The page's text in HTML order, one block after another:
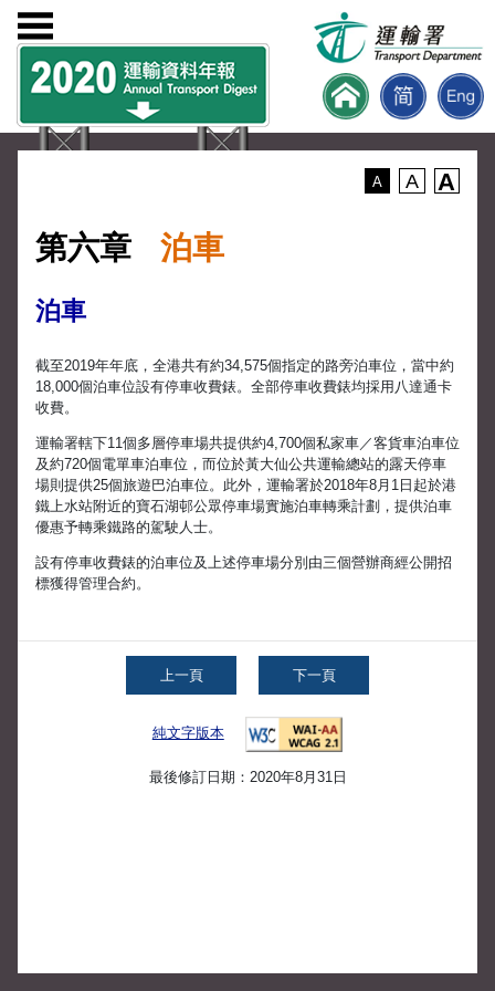
A A A
第六章 泊車
泊車
截至2019年年底，全港共有約34,575個指定的路旁泊車位，當中約
18,000個泊車位設有停車收費錶。全部停車收費錶均採用八達通卡
收費。
運輸署轄下11個多層停車場共提供約4,700個私家車／客貨車泊車位
及約720個電單車泊車位，而位於黃大仙公共運輸總站的露天停車
場則提供25個旅遊巴泊車位。此外，運輸署於2018年8月1日起於港
鐵上水站附近的寶石湖邨公眾停車場實施泊車轉乘計劃，提供泊車
優惠予轉乘鐵路的駕駛人士。
設有停車收費錶的泊車位及上述停車場分別由三個營辦商經公開招
標獲得管理合約。
上一頁 下一頁
純文字版本
最後修訂日期：2020年8月31日